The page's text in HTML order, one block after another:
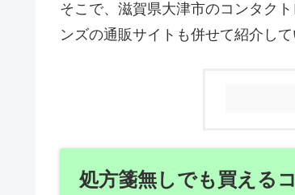
そこで、滋賀県大津市のコンタク
ンズの通販サイトも併せて紹介して
処方箋無しでも買える